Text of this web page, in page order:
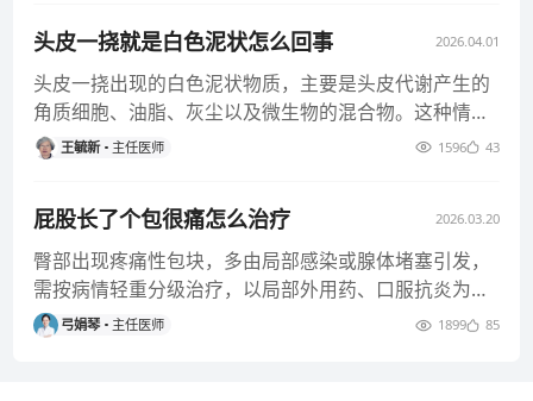
头皮一挠就是白色泥状怎么回事 2026.04.01
头皮一挠出现的白色泥状物质，主要是头皮代谢产生的
角质细胞、油脂、灰尘以及微生物的混合物。这种情况
既可能是正常的生理现象，
王毓新 主任医师 1596 43
屁股长了个包很痛怎么治疗 2026.03.20
臀部出现疼痛性包块，多由局部感染或腺体堵塞引发，
需按病情轻重分级治疗，以局部外用药、口服抗炎为
主，重症需专科处理，所有用
弓娟琴 主任医师 1899 85